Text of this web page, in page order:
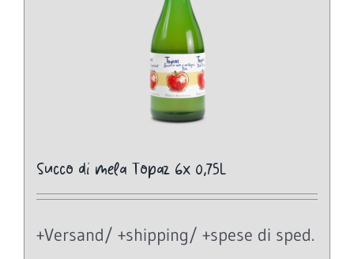
Succo di mela Topaz 6x 0,75L
+Versand/ +shipping/ +spese di sped.